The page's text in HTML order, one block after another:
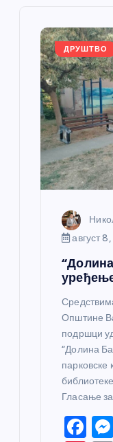
ДРУШТВО
август
Општине
подршци
“Долина
парковске
Гласање
F